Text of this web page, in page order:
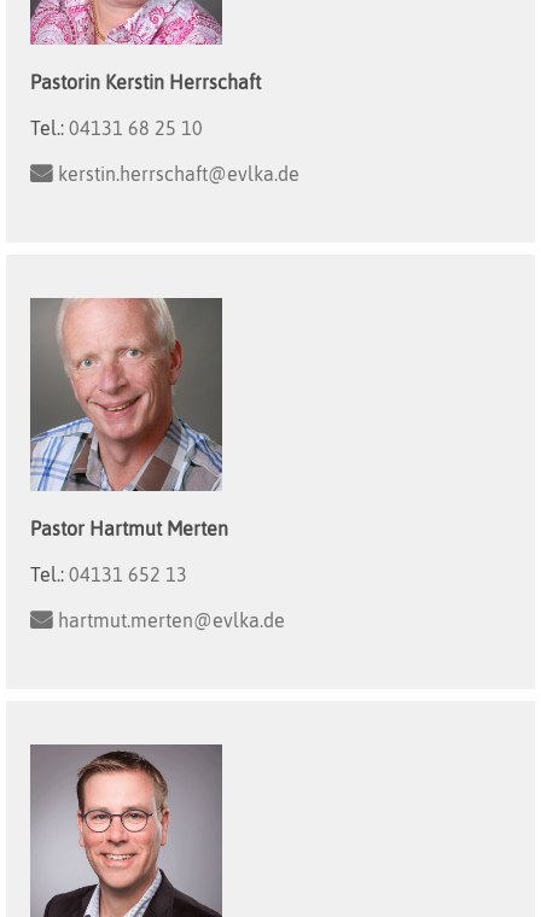
Pastorin Kerstin Herrschaft
Tel.: 04131 68 25 10
kerstin.herrschaft@evlka.de
Pastor Hartmut Merten
Tel.: 04131 652 13
hartmut.merten@evlka.de